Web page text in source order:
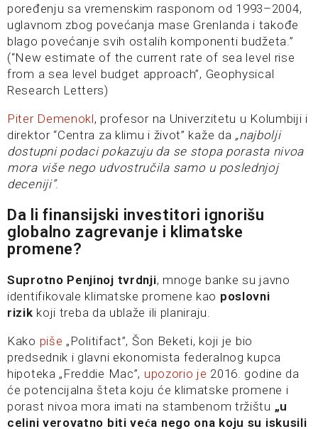
poređenju sa vremenskim rasponom od 1993–2004,
uglavnom zbog povećanja mase Grenlanda i takođe
blago povećanje svih ostalih komponenti budžeta.”
(“New estimate of the current rate of sea level rise
from a sea level budget approach”, Geophysical
Research Letters)
Piter Demenokl, profesor na Univerzitetu u Kolumbiji i
direktor “Centra za klimu i život” kaže da „najbolji
dostupni podaci pokazuju da se stopa porasta nivoa
mora više nego udvostručila samo u poslednjoj
deceniji”.
Da li finansijski investitori ignorišu
globalno zagrevanje i klimatske
promene?
Suprotno Penjinoj tvrdnji, mnoge banke su javno
identifikovale klimatske promene kao poslovni
rizik koji treba da ublaže ili planiraju.
Kako piše „Politifact”, Šon Beketi, koji je bio
predsednik i glavni ekonomista federalnog kupca
hipoteka „Freddie Mac”, upozorio je 2016. godine da
će potencijalna šteta koju će klimatske promene i
porast nivoa mora imati na stambenom tržištu „u
celini verovatno biti veća nego ona koju su iskusili